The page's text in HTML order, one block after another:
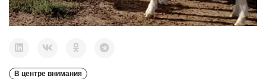
В центре внимания